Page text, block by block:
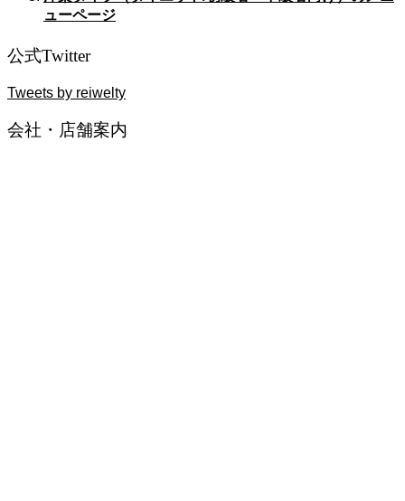
ューページ
公式Twitter
Tweets by reiwelty
会社・店舗案内